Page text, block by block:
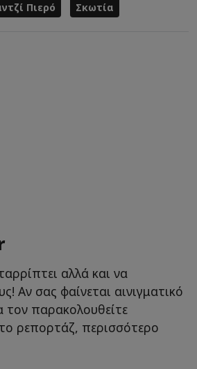
Πιερό Σκωτία
αλλά και να
Αν σας φαίνεται αινιγματικό
τον παρακολουθείτε
ρεπορτάζ, περισσότερο